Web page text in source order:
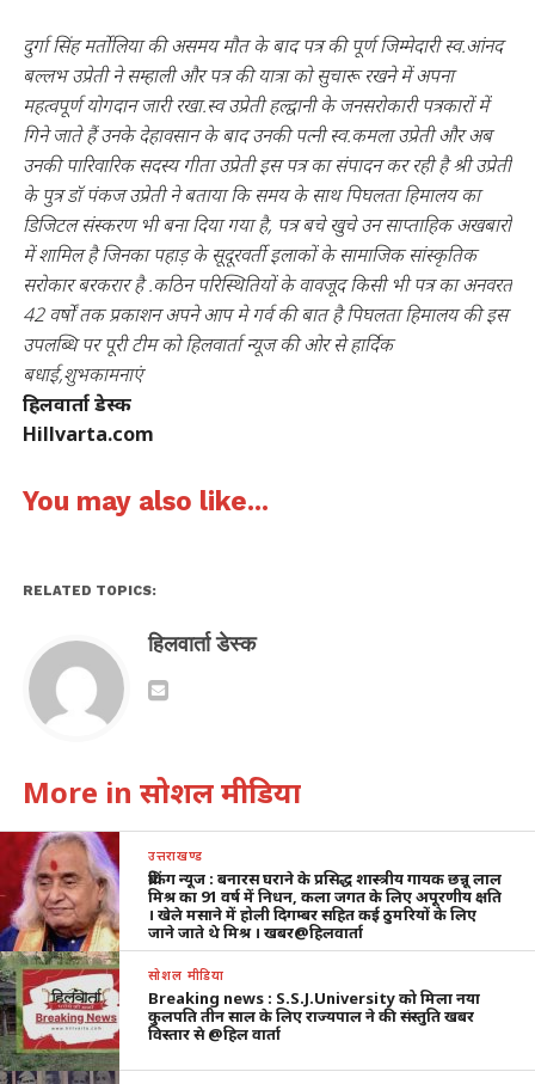
दुर्गा सिंह मर्तोलिया की असमय मौत के बाद पत्र की पूर्ण जिम्मेदारी स्व.आंनद
बल्लभ उप्रेती ने सम्हाली और पत्र की यात्रा को सुचारू रखने में अपना
महत्वपूर्ण योगदान जारी रखा.स्व उप्रेती हल्द्वानी के जनसरोकारी पत्रकारों में
गिने जाते हैं उनके देहावसान के बाद उनकी पत्नी स्व.कमला उप्रेती और अब
उनकी पारिवारिक सदस्य गीता उप्रेती इस पत्र का संपादन कर रही है श्री उप्रेती
के पुत्र डॉ पंकज उप्रेती ने बताया कि समय के साथ पिघलता हिमालय का
डिजिटल संस्करण भी बना दिया गया है, पत्र बचे खुचे उन साप्ताहिक अखबारों
में शामिल है जिनका पहाड़ के सूदूरवर्ती इलाकों के सामाजिक सांस्कृतिक
सरोकार बरकरार है .कठिन परिस्थितियों के वावजूद किसी भी पत्र का अनवरत
42 वर्षों तक प्रकाशन अपने आप मे गर्व की बात है पिघलता हिमालय की इस
उपलब्धि पर पूरी टीम को हिलवार्ता न्यूज की ओर से हार्दिक
बधाई,शुभकामनाएं
हिलवार्ता डेस्क
Hillvarta.com
You may also like...
RELATED TOPICS:
हिलवार्ता डेस्क
More in सोशल मीडिया
उत्तराखण्ड
ब्रेकिंग न्यूज : बनारस घराने के प्रसिद्ध शास्त्रीय गायक छन्नू लाल
मिश्र का 91 वर्ष में निधन, कला जगत के लिए अपूरणीय क्षति
। खेले मसाने में होली दिगम्बर सहित कई ठुमरियों के लिए
जाने जाते थे मिश्र । खबर@हिलवार्ता
सोशल मीडिया
Breaking news : S.S.J.University को मिला नया
कुलपति तीन साल के लिए राज्यपाल ने की संस्तुति खबर
विस्तार से @हिल वार्ता